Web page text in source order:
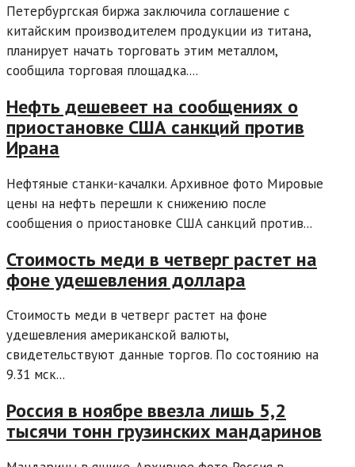
Петербургская биржа заключила соглашение с
китайским производителем продукции из титана,
планирует начать торговать этим металлом,
сообщила торговая площадка....
Нефть дешевеет на сообщениях о
приостановке США санкций против
Ирана
Нефтяные станки-качалки. Архивное фото Мировые
цены на нефть перешли к снижению после
сообщения о приостановке США санкций против...
Стоимость меди в четверг растет на
фоне удешевления доллара
Стоимость меди в четверг растет на фоне
удешевления американской валюты,
свидетельствуют данные торгов. По состоянию на
9.31 мск...
Россия в ноябре ввезла лишь 5,2
тысячи тонн грузинских мандаринов